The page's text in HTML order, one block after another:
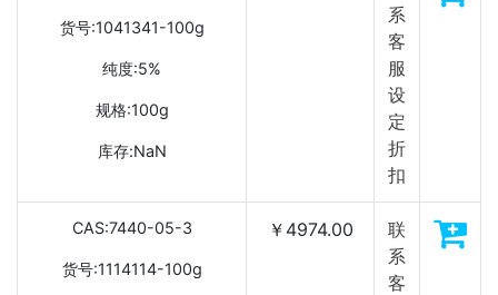
货号:1041341-100g
纯度:5%
规格:100g
库存:NaN
系
客
服
设
定
折
扣
CAS:7440-05-3
货号:1114114-100g
￥4974.00
联
系
客